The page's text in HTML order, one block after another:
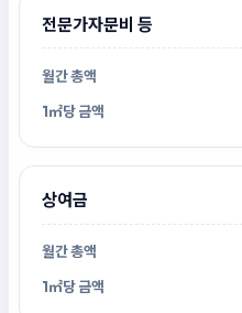
전문가자문비 등
상여금